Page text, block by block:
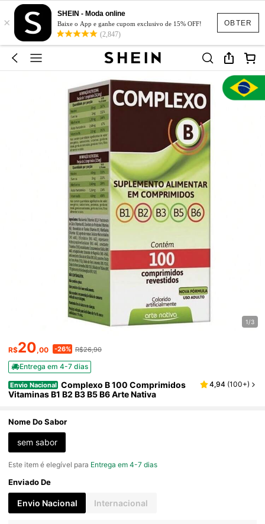
OBTER
×
SHEIN - Moda online
Baixe o App e ganhe cupom exclusivo de 15% OFF!
(2,847)
1/3
R$20,00 -26% R$26,90
Entrega em 4-7 dias
Envio Nacional Complexo B 100 Comprimidos
Vitaminas B1 B2 B3 B5 B6 Arte Nativa
4,94 (100+)
Nome Do Sabor
sem sabor
Este item é elegível para Entrega em 4-7 dias
Enviado De
Envio Nacional Internacional